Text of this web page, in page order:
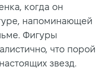
когда он
напоминающей
Фигуры
что порой
звезд.